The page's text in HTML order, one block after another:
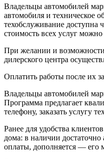
Владельцы автомобилей
автомобиля и техническое
техобслуживание доступна
стоимость всех услуг
При желании и возможности
дилерского центра
Оплатить работы после их
Владельцы автомобилей
Программа предлагает
телефону, заказать услугу
Ранее для удобства
дома: в наличии
оплаты, дополняется — его